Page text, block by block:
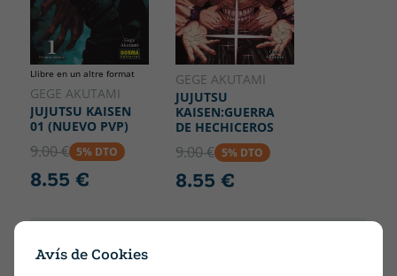
Avís de Cookies
Llibre en un altre format
GEGE AKUTAMI
JUJUTSU KAISEN
01 (NUEVO PVP)
9.00 € 5% DTO
8.55 €
GEGE AKUTAMI
JUJUTSU
KAISEN:GUERRA
DE HECHICEROS
9.00 € 5% DTO
8.55 €